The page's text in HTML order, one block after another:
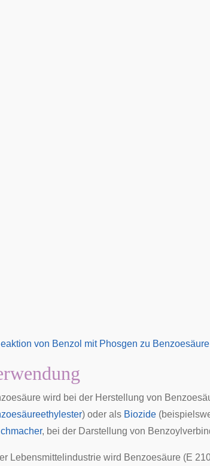
wird bei der Herstellung von
) oder als Biozide
, bei der Darstellung von
Lebensmittelindustrie wird Benzoesäure (E